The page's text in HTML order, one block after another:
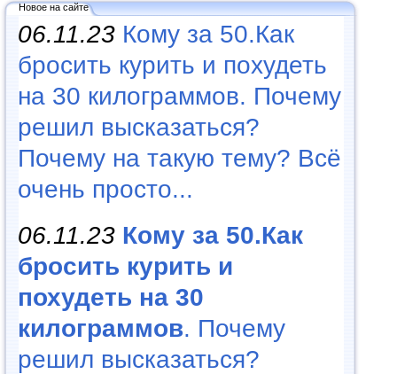
Новое на сайте
06.11.23 Кому за 50.Как
бросить курить и похудеть
на 30 килограммов. Почему
решил высказаться?
Почему на такую тему? Всё
очень просто...
06.11.23 Кому за 50.Как
бросить курить и
похудеть на 30
килограммов. Почему
решил высказаться?